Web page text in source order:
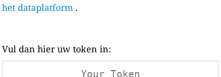
het dataplatform .
Vul dan hier uw token in: